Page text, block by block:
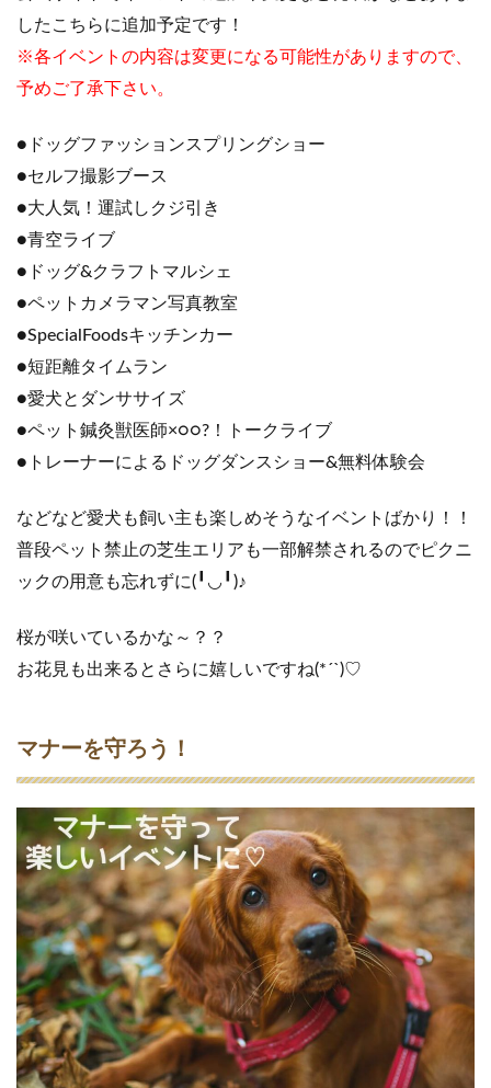
したこちらに追加予定です！
※各イベントの内容は変更になる可能性がありますので、
予めご了承下さい。
●ドッグファッションスプリングショー
●セルフ撮影ブース
●大人気！運試しクジ引き
●青空ライブ
●ドッグ&クラフトマルシェ
●ペットカメラマン写真教室
●SpecialFoodsキッチンカー
●短距離タイムラン
●愛犬とダンササイズ
●ペット鍼灸獣医師×○○?！トークライブ
●トレーナーによるドッグダンスショー&無料体験会
などなど愛犬も飼い主も楽しめそうなイベントばかり！！
普段ペット禁止の芝生エリアも一部解禁されるのでピクニ
ックの用意も忘れずに(╹◡╹)♪
桜が咲いているかな～？？
お花見も出来るとさらに嬉しいですね(*´`)♡
マナーを守ろう！